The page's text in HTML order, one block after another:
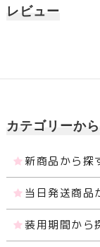
レビュー
カテゴリーか
新商品から探
当日発送商品
装用期間から